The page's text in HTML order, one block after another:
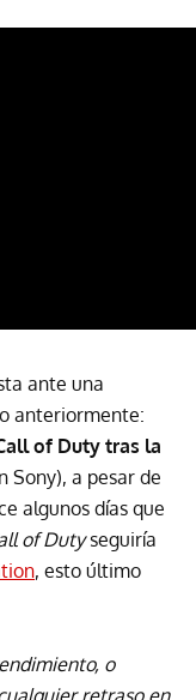
ante una
anteriormente:
of Duty tras la
Sony), a pesar de
algunos días que
of Dutyseguiría
, esto último
o
retraso en